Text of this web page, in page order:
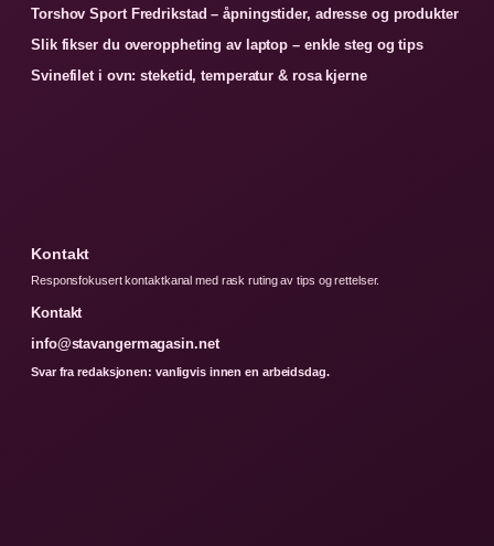
Torshov Sport Fredrikstad – åpningstider, adresse og produkter
Slik fikser du overoppheting av laptop – enkle steg og tips
Svinefilet i ovn: steketid, temperatur & rosa kjerne
Kontakt
Responsfokusert kontaktkanal med rask ruting av tips og rettelser.
Kontakt
info@stavangermagasin.net
Svar fra redaksjonen: vanligvis innen en arbeidsdag.